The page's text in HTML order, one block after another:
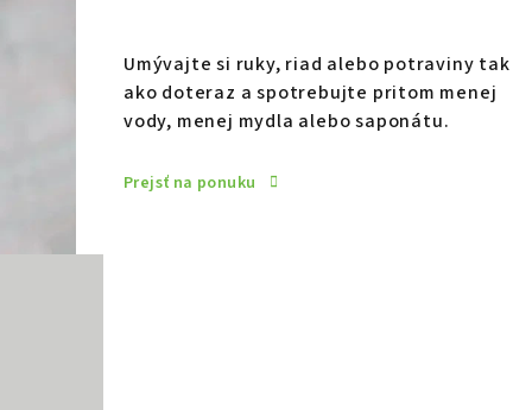
Umývajte si ruky, riad alebo potraviny tak
ako doteraz a spotrebujte pritom menej
vody, menej mydla alebo saponátu.
Prejsť na ponuku